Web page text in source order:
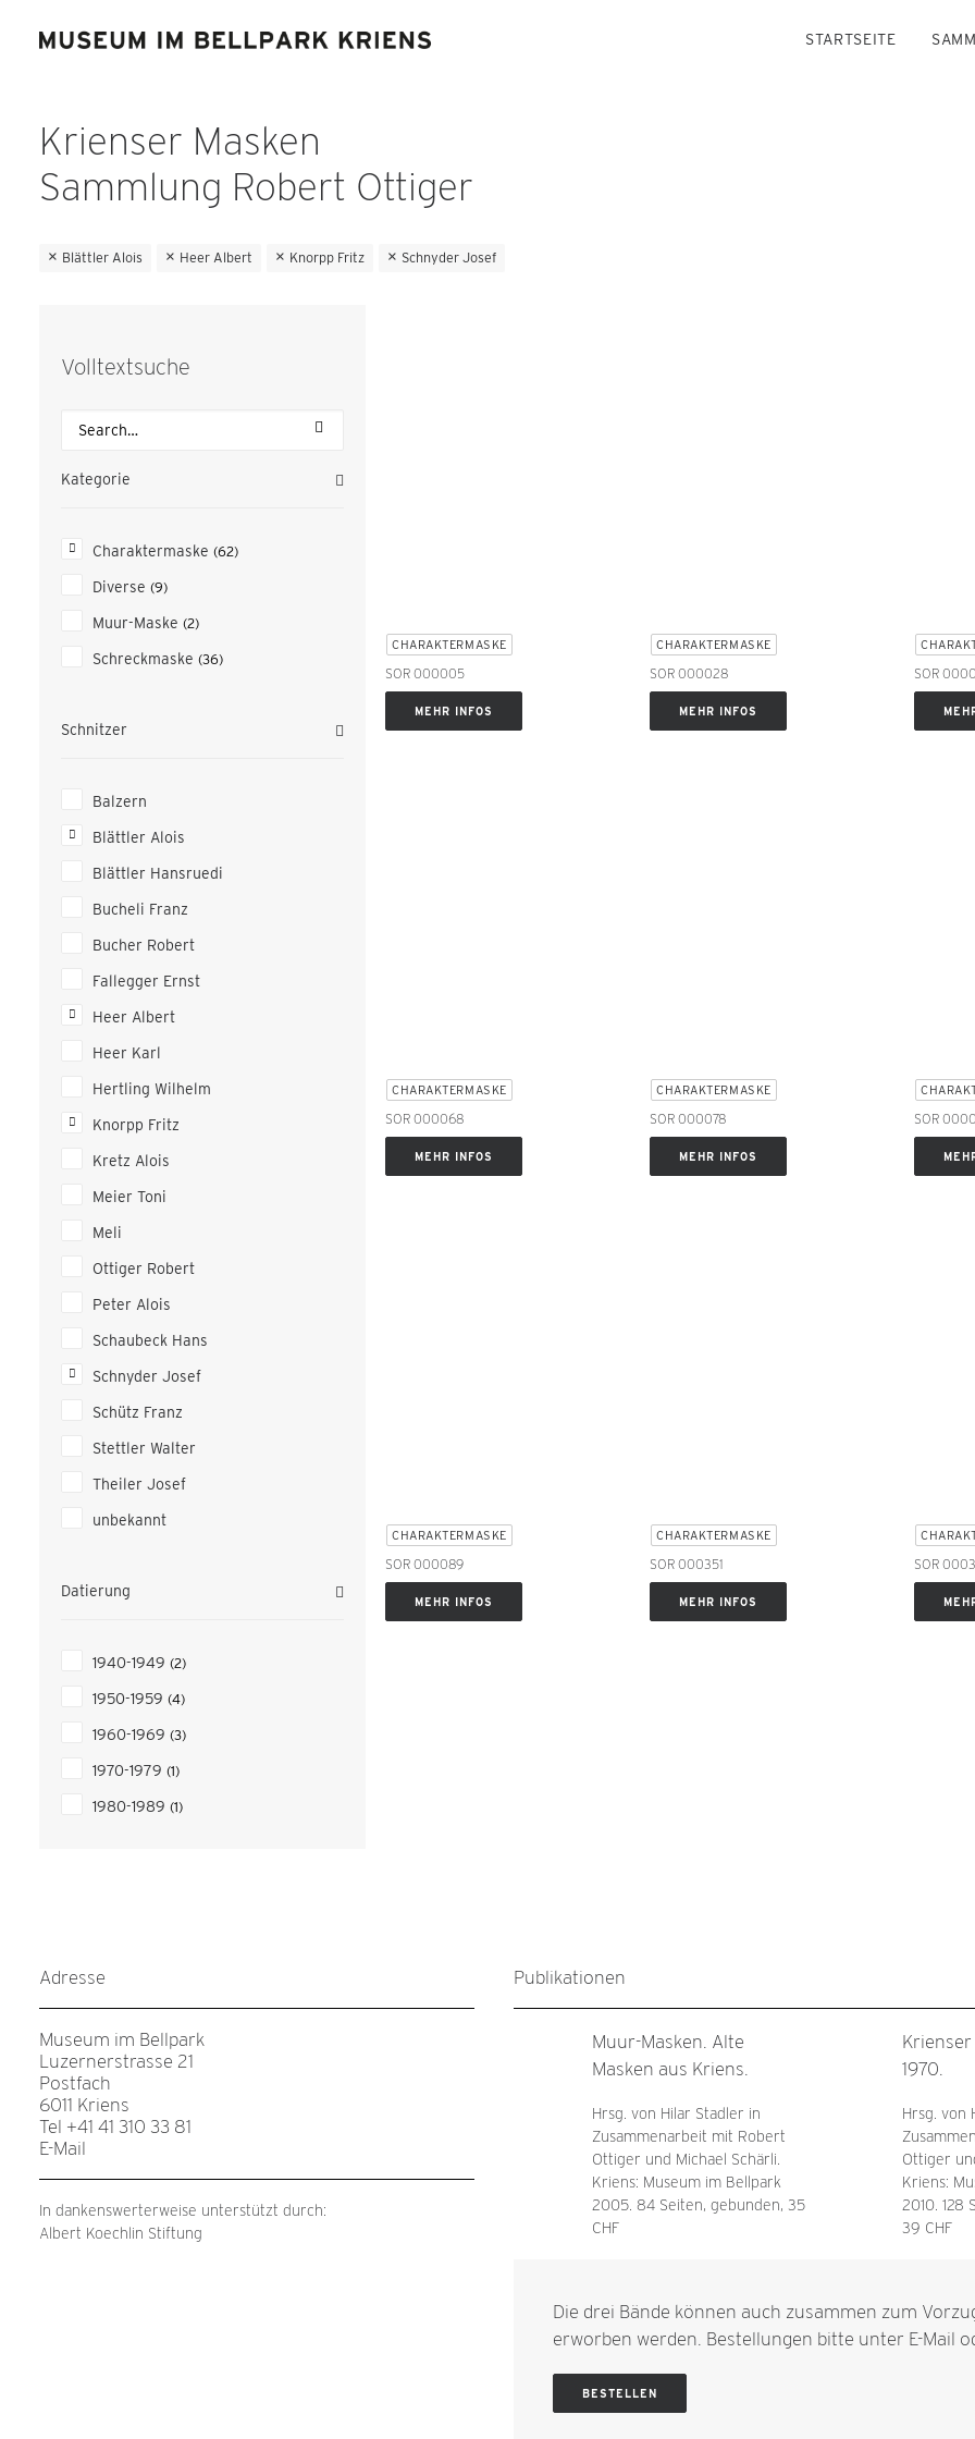
STARTSEITE
Krienser Masken
Sammlung Robert Ottiger
Blättler Alois Heer Albert Knorpp Fritz Schnyder Josef
Volltextsuche
Kategorie
Charaktermaske (62)
Diverse (9)
Muur-Maske (2)
Schreckmaske (36)
Schnitzer
Balzern
Blättler Alois
Blättler Hansruedi
Bucheli Franz
Bucher Robert
Fallegger Ernst
Heer Albert
Heer Karl
Hertling Wilhelm
Knorpp Fritz
Kretz Alois
Meier Toni
Meli
Ottiger Robert
Peter Alois
Schaubeck Hans
Schnyder Josef
Schütz Franz
Stettler Walter
Theiler Josef
unbekannt
Datierung
1940-1949 (2)
1950-1959 (4)
1960-1969 (3)
1970-1979 (1)
1980-1989 (1)
CHARAKTERMASKE
SOR 000005
MEHR INFOS
CHARAKTERMASKE
SOR 000028
MEHR INFOS
SOR
CHARAKTERMASKE
SOR 000068
MEHR INFOS
CHARAKTERMASKE
SOR 000078
MEHR INFOS
SOR
CHARAKTERMASKE
SOR 000089
MEHR INFOS
CHARAKTERMASKE
SOR 000351
MEHR INFOS
SOR
Adresse
Museum im Bellpark
Luzernerstrasse 21
Postfach
6011 Kriens
Tel +41 41 310 33 81
E-Mail
In dankenswerterweise unterstützt durch:
Albert Koechlin Stiftung
Publikationen
Muur-Masken. Alte
Masken aus Kriens.
Hrsg. von Hilar Stadler in
Zusammenarbeit mit Robert
Ottiger und Michael Schärli.
Kriens: Museum im Bellpark
2005. 84 Seiten, gebunden, 35
CHF
Krienser
1970.
Hrsg. von
Ottiger
Kriens:
2010. 128
39 CHF
Die drei Bände können auch zusammen zum
erworben werden. Bestellungen bitte unter E-Mail
BESTELLEN